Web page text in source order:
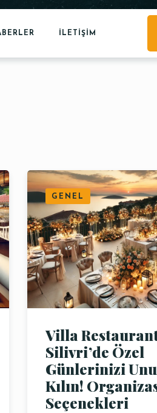
İLETIŞIM
GENEL
Villa
Silivri’de Özel
Günlerinizi
Kılın!
Seçenekleri